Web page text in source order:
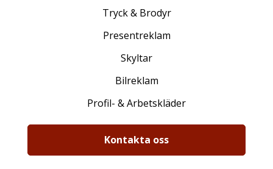
Tryck & Brodyr
Presentreklam
Skyltar
Bilreklam
Profil- & Arbetskläder
Kontakta oss